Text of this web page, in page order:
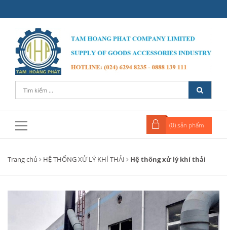
(0) sản phẩm
Trang chủ HỆ THỐNG XỬ LÝ KHÍ THẢI Hệ thống xử lý khí thải